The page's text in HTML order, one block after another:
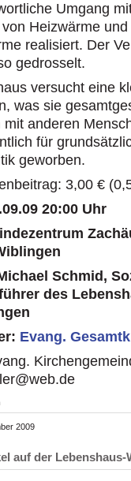
Umgang
Heizwärme
realisiert. Der
gedrosselt.
versucht eine
was sie
mit anderen
für
geworben.
3,00 €
20:00 Uhr
Schmid,
des
Evang.
2009
auf der